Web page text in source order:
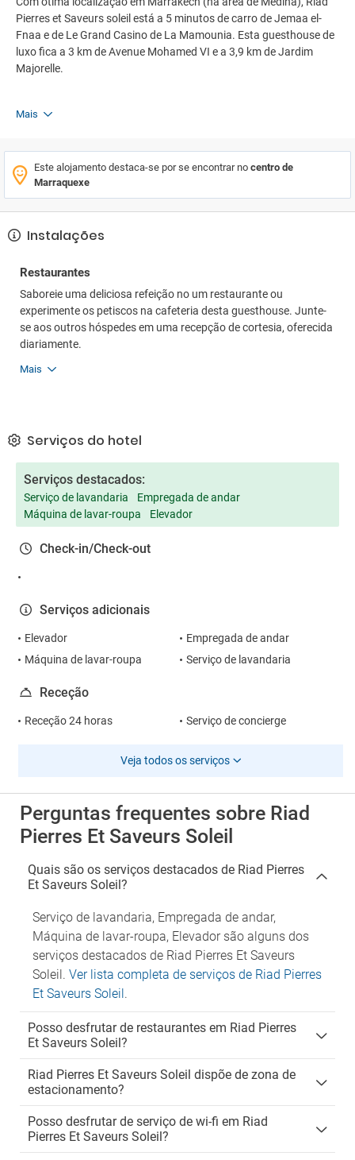
Pierres et Saveurs soleil está a 5 minutos de carro de Jemaa el-
Fnaa e de Le Grand Casino de La Mamounia. Esta guesthouse de
luxo fica a 3 km de Avenue Mohamed VI e a 3,9 km de Jardim
Majorelle.
Mais
Este alojamento destaca-se por se encontrar no centro de
Marraquexe
Instalações
Restaurantes
Saboreie uma deliciosa refeição no um restaurante ou
experimente os petiscos na cafeteria desta guesthouse. Junte-
se aos outros hóspedes em uma recepção de cortesia, oferecida
diariamente.
Mais
Serviços do hotel
Serviços destacados:
Serviço de lavandaria
Empregada de andar
Máquina de lavar-roupa
Elevador
Check-in/Check-out
Serviços adicionais
Elevador
Empregada de andar
Máquina de lavar-roupa
Serviço de lavandaria
Receção
Receção 24 horas Serviço de concierge
Veja todos os serviços
Perguntas frequentes sobre Riad
Pierres Et Saveurs Soleil
Quais são os serviços destacados de Riad Pierres
Et Saveurs Soleil?
Serviço de lavandaria, Empregada de andar,
Máquina de lavar-roupa, Elevador são alguns dos
serviços destacados de Riad Pierres Et Saveurs
Soleil. Ver lista completa de serviços de Riad Pierres
Et Saveurs Soleil.
Posso desfrutar de restaurantes em Riad Pierres
Et Saveurs Soleil?
Riad Pierres Et Saveurs Soleil dispõe de zona de
estacionamento?
Posso desfrutar de serviço de wi-fi em Riad
Pierres Et Saveurs Soleil?